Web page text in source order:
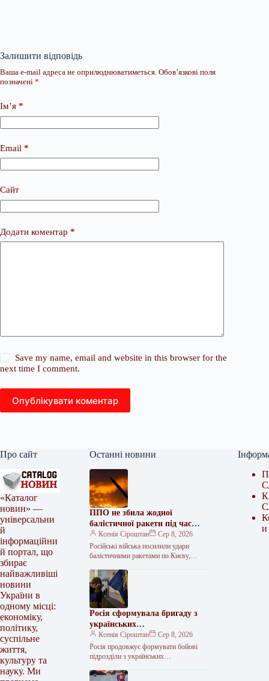
Залишити відповідь
Ваша e-mail адреса не оприлюднюватиметься. Обов’язкові поля
позначені *
Ім’я *
Email *
Сайт
Додати коментар *
Save my name, email and website in this browser for the
next time I comment.
Опублікувати коментар
Про сайт
«Каталог
новин» —
універсальни
й
інформаційни
й портал, що
збирає
найважливіші
новини
України в
одному місці:
економіку,
політику,
суспільне
життя,
культуру та
науку. Ми
Останні новини
ППО не збила жодної
балістичної ракети під час
нічної атаки
Ксенія Сіроштан
Сер 8, 2026
Російські війська посилили удари
балістичними ракетами по Києву,
шість зенітно-керованих ракет С-400
та…
Росія сформувала бригаду з
українських
військовополонених
Ксенія Сіроштан
Сер 8, 2026
Росія продовжує формувати бойові
підрозділи з українських
норм міжнародного гуманітарного
и